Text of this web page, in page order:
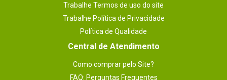
Trabalhe Termos de uso do site
Trabalhe Política de Privacidade
Política de Qualidade
Central de Atendimento
Como comprar pelo Site?
FAQ: Perguntas Frequentes